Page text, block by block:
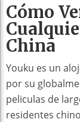
Cómo
China
Youku es un
por su
peliculas de
residentes